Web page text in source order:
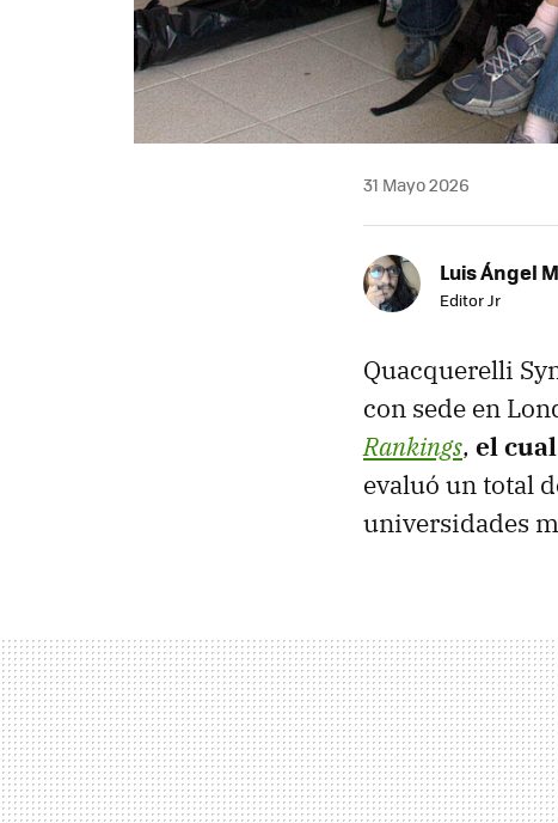
31 Mayo 2026
Luis Ángel
Editor Jr
Quacquerelli
con sede en
Rankings, el
evaluó un total
universidades